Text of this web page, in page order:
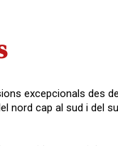
excepcionals des
nord cap al sud i del